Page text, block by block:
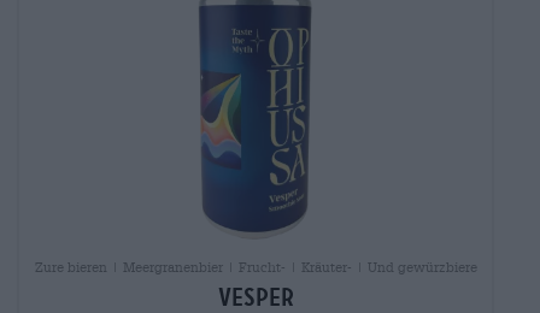
Zure bieren | Meergranenbier | Frucht- | Kräuter- | Und gewürzbiere
vesper